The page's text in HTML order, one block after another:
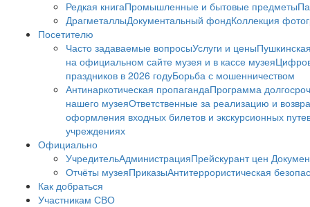
Редкая книгаПромышленные и бытовые предметы
ДрагметаллыДокументальный фондКоллекция
Посетителю
Часто задаваемые вопросыУслуги и цены
на официальном сайте музея и в кассе музея
праздников в 2026 годуБорьба с мошенничеством
Антинаркотическая пропагандаПрограмма
нашего музеяОтветственные за реализацию и
оформления входных билетов и экскурсионных
учреждениях
Официально
УчредительАдминистрацияПрейскурант цен
Отчёты музеяПриказыАнтитеррористическая
Как добраться
Участникам СВО